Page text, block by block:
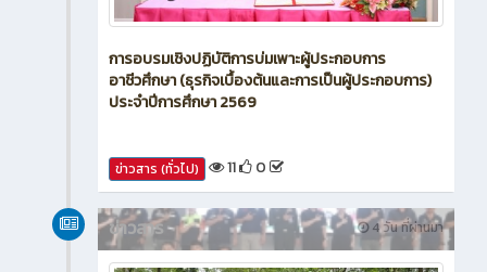
การอบรมเชิงปฏิบัติการบ่มเพาะผู้ประกอบการ
อาชีวศึกษา (ธุรกิจเบื้องต้นและการเป็นผู้ประกอบการ)
11 0
ข่าวสาร